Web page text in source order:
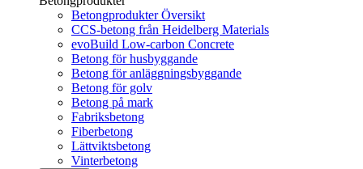
Betongprodukter Översikt
CCS-betong från Heidelberg Materials
evoBuild Low-carbon Concrete
Betong för husbyggande
Betong för anläggningsbyggande
Betong för golv
Betong på mark
Fabriksbetong
Fiberbetong
Lättviktsbetong
Vinterbetong